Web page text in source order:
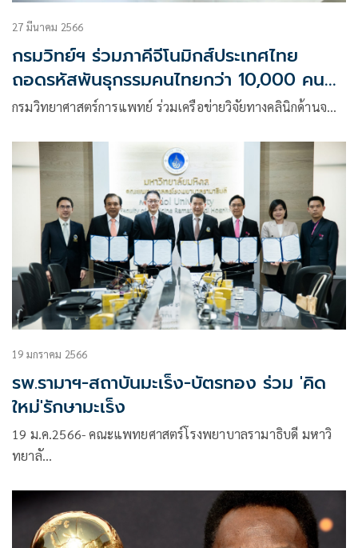
27 มีนาคม 2566
กรมวิทย์ฯ ร่วมภาคีจีโนมิกส์ประเทศไทย
ถอดรหัสพันธุกรรมคนไทยกว่า 10,000 คน
หวังเข้าถึงการรักษาโรคหายาก-โรคมะเร็ง ได้
กรมวิทยาศาสตร์การแพทย์ ร่วมเครือข่ายวิจัยทางคลินิกด้านจ…
19 มกราคม 2566
รพ.รามาฯ-สถาบันมะเร็ง-บัตรทอง ร่วม 'คิด
ใหม่'รักษามะเร็ง
19 ม.ค.2566- คณะแพทยศาสตร์โรงพยาบาลรามาธิบดี มหาวิ
ทยาลั…